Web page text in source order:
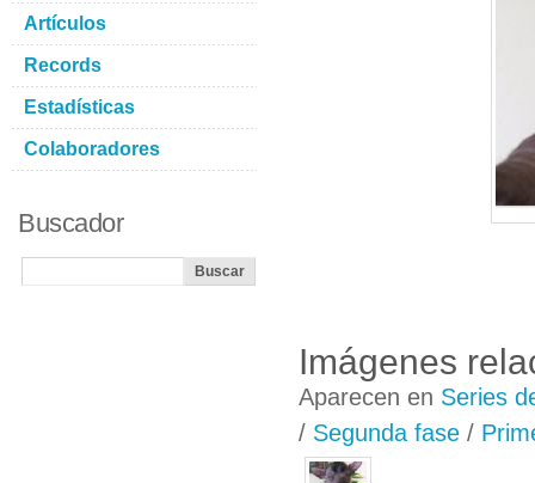
Imágenes
Aparecen en Series
/ Segunda fase /
Artículos
Records
Estadísticas
Colaboradores
Buscador